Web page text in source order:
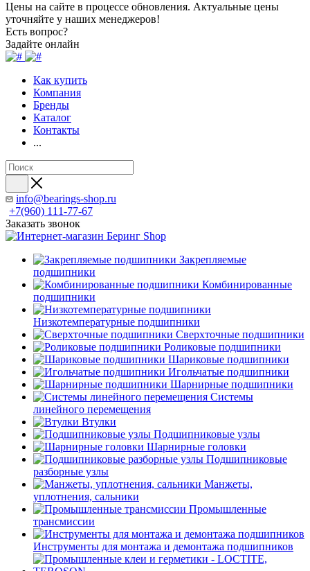
Цены на сайте в процессе обновления. Актуальные цены
уточняйте у наших менеджеров!
Есть вопрос?
Задайте онлайн
Как купить
Компания
Бренды
Каталог
Контакты
...
info@bearings-shop.ru
+7(960) 111-77-67
Заказать звонок
Закрепляемые
подшипники
Комбинированные
подшипники
Низкотемпературные подшипники
Сверхточные подшипники
Роликовые подшипники
Шариковые подшипники
Игольчатые подшипники
Шарнирные подшипники
Системы
линейного перемещения
Втулки
Подшипниковые узлы
Шарнирные головки
Подшипниковые
разборные узлы
Манжеты,
уплотнения, сальники
Промышленные
трансмиссии
Инструменты для монтажа и демонтажа подшипников